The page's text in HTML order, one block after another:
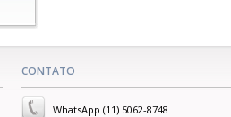
CONTATO
WhatsApp (11) 5062-8748